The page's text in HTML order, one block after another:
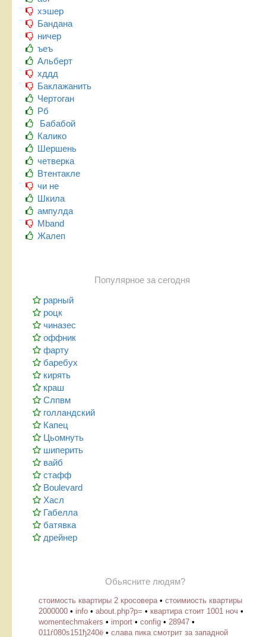
хэшер
Бандана
ничер
ъеъ
Альберт
хддд
Баклажанить
Чертоган
Рб
Бабабой
Калико
Шершень
четверка
Втентакле
чи не
Шкила
ампулда
Mband
Жалеп
Популярное за сегодня
рарный
роцк
чиназес
оффник
фарту
баребух
кирять
краш
Слпвм
голландский
Капец
Цьомнуть
шиперить
вайб
стафф
Boulevard
Хасл
Габелла
батявка
дрейнер
Обьясните людям?
стоимость квартиры 2 кросовера• стоимиость квартиры
2000000 • info • about.php?p= • квартира стоит 1001 ноч •
womentechmakers • import • config • 28947 •
011ѓ080ѕ151ђ240ё • слава пика смотрит за западной